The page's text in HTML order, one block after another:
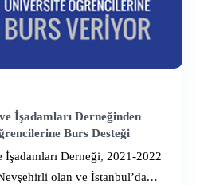
İşadamları Derneğinden
Burs Desteği
Derneği, 2021-2022
olan ve İstanbul’da